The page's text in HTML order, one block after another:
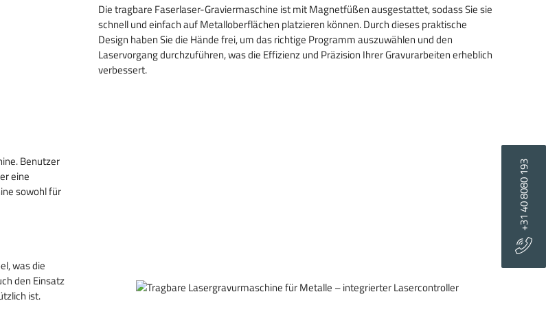
+31 40 8080 193
Die tragbare Faserlaser-Graviermaschine ist mit Magnetfüßen ausgestattet, sodass Sie sie
schnell und einfach auf Metalloberflächen platzieren können. Durch dieses praktische
Design haben Sie die Hände frei, um das richtige Programm auszuwählen und den
Laservorgang durchzuführen, was die Effizienz und Präzision Ihrer Gravurarbeiten erheblich
verbessert.
Benutzer
eine
sowohl für
was die
den Einsatz
ist.